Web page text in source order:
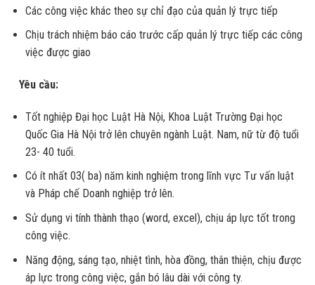
Các công việc khác theo sự chỉ đạo của quản lý trực tiếp
Chịu trách nhiệm báo cáo trước cấp quản lý trực tiếp các công
việc được giao
Yêu cầu:
Tốt nghiệp Đại học Luật Hà Nội, Khoa Luật Trường Đại học
Quốc Gia Hà Nội trở lên chuyên ngành Luật. Nam, nữ từ độ tuổi
23- 40 tuổi.
Có ít nhất 03( ba) năm kinh nghiệm trong lĩnh vực Tư vấn luật
và Pháp chế Doanh nghiệp trở lên.
Sử dụng vi tính thành thạo (word, excel), chịu áp lực tốt trong
công việc.
Năng động, sáng tạo, nhiệt tình, hòa đồng, thân thiện, chịu được
áp lực trong công việc, gắn bó lâu dài với công ty.